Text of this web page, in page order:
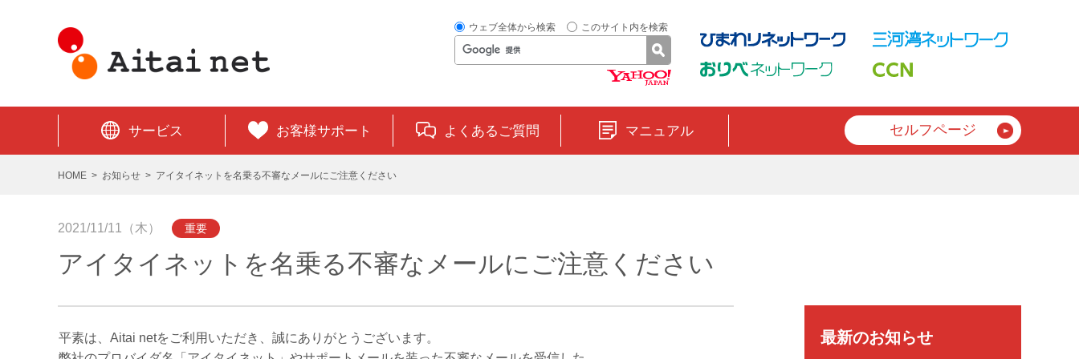
ウェブ全体から検索 このサイト内を検索
サービス お客様サポート よくあるご質問 マニュアル セルフページ
HOME お知らせ アイタイネットを名乗る不審なメールにご注意ください
2021/11/11（木） 重要
アイタイネットを名乗る不審なメールにご注意ください
平素は、Aitai netをご利用いただき、誠にありがとうございます。
最新のお知らせ